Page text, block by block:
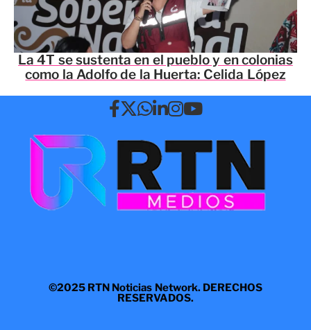
La 4T se sustenta en el pueblo y en colonias
como la Adolfo de la Huerta: Celida López
©2025 RTN Noticias Network. DERECHOS
RESERVADOS.